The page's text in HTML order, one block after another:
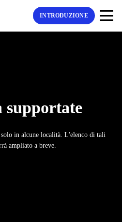
INTRODUZIONE
supportate
in alcune località. L'elenco di tali
ampliato a breve.